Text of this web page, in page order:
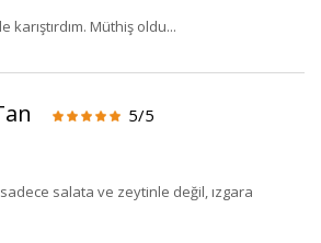
karıştırdım. Müthiş oldu...
5/5
salata ve zeytinle değil, ızgara
PLANLI İNDİRİMİ